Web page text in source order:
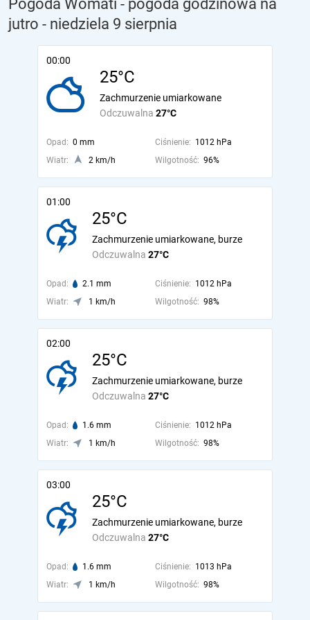
Pogoda Womati - pogoda godzinowa na
jutro - niedziela 9 sierpnia
00:00
25°C
Odczuwalna 27°C
Zachmurzenie umiarkowane
Opad: 0 mm Ciśnienie: 1012 hPa
Wiatr:
2 km/h Wilgotność: 96%
01:00
25°C
Odczuwalna 27°C
Zachmurzenie umiarkowane, burze
Opad: 2.1 mm Ciśnienie: 1012 hPa
Wiatr:
1 km/h Wilgotność: 98%
02:00
25°C
Odczuwalna 27°C
Zachmurzenie umiarkowane, burze
Opad: 1.6 mm Ciśnienie: 1012 hPa
Wiatr:
1 km/h Wilgotność: 98%
03:00
25°C
Odczuwalna 27°C
Zachmurzenie umiarkowane, burze
Opad: 1.6 mm Ciśnienie: 1013 hPa
Wiatr:
1 km/h Wilgotność: 98%